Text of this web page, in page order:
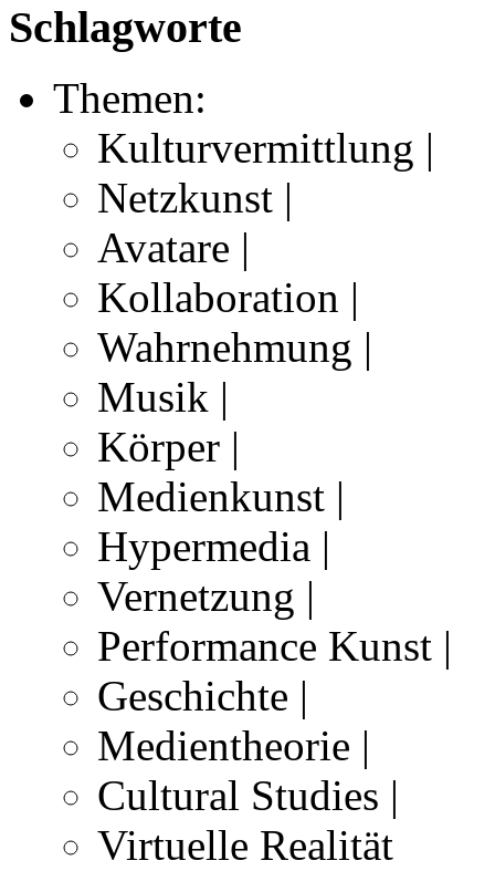
Schlagworte
Themen:
Kulturvermittlung |
Netzkunst |
Avatare |
Kollaboration |
Wahrnehmung |
Musik |
Körper |
Medienkunst |
Hypermedia |
Vernetzung |
Performance Kunst |
Geschichte |
Medientheorie |
Cultural Studies |
Virtuelle Realität